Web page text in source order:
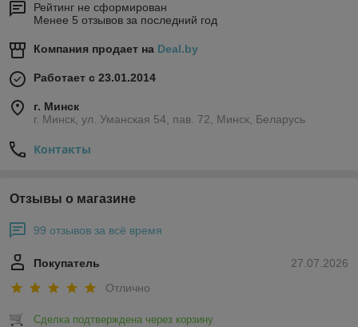
Рейтинг не сформирован
Менее 5 отзывов за последний год
Компания продает на Deal.by
Работает с 23.01.2014
г. Минск
г. Минск, ул. Уманская 54, пав. 72, Минск, Беларусь
Контакты
Отзывы о магазине
99 отзывов за всё время
27.07.2026
Покупатель
Отлично
Сделка подтверждена через корзину